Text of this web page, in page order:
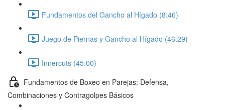
Fundamentos del Gancho al Hígado (8:46)
Juego de Piernas y Gancho al Hígado (46:29)
Innercuts (45:00)
Fundamentos de Boxeo en Parejas: Defensa,
Combinaciones y Contragolpes Básicos